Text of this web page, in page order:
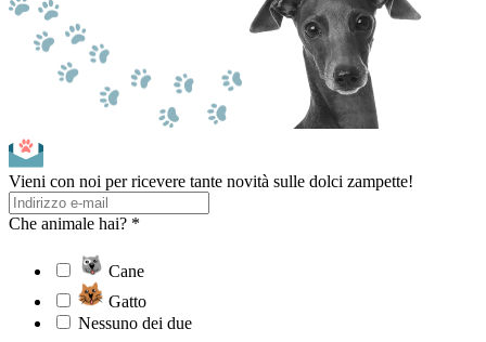
Vieni con noi per ricevere tante novità sulle dolci zampette!
Che animale hai? *
Cane
Gatto
Nessuno dei due